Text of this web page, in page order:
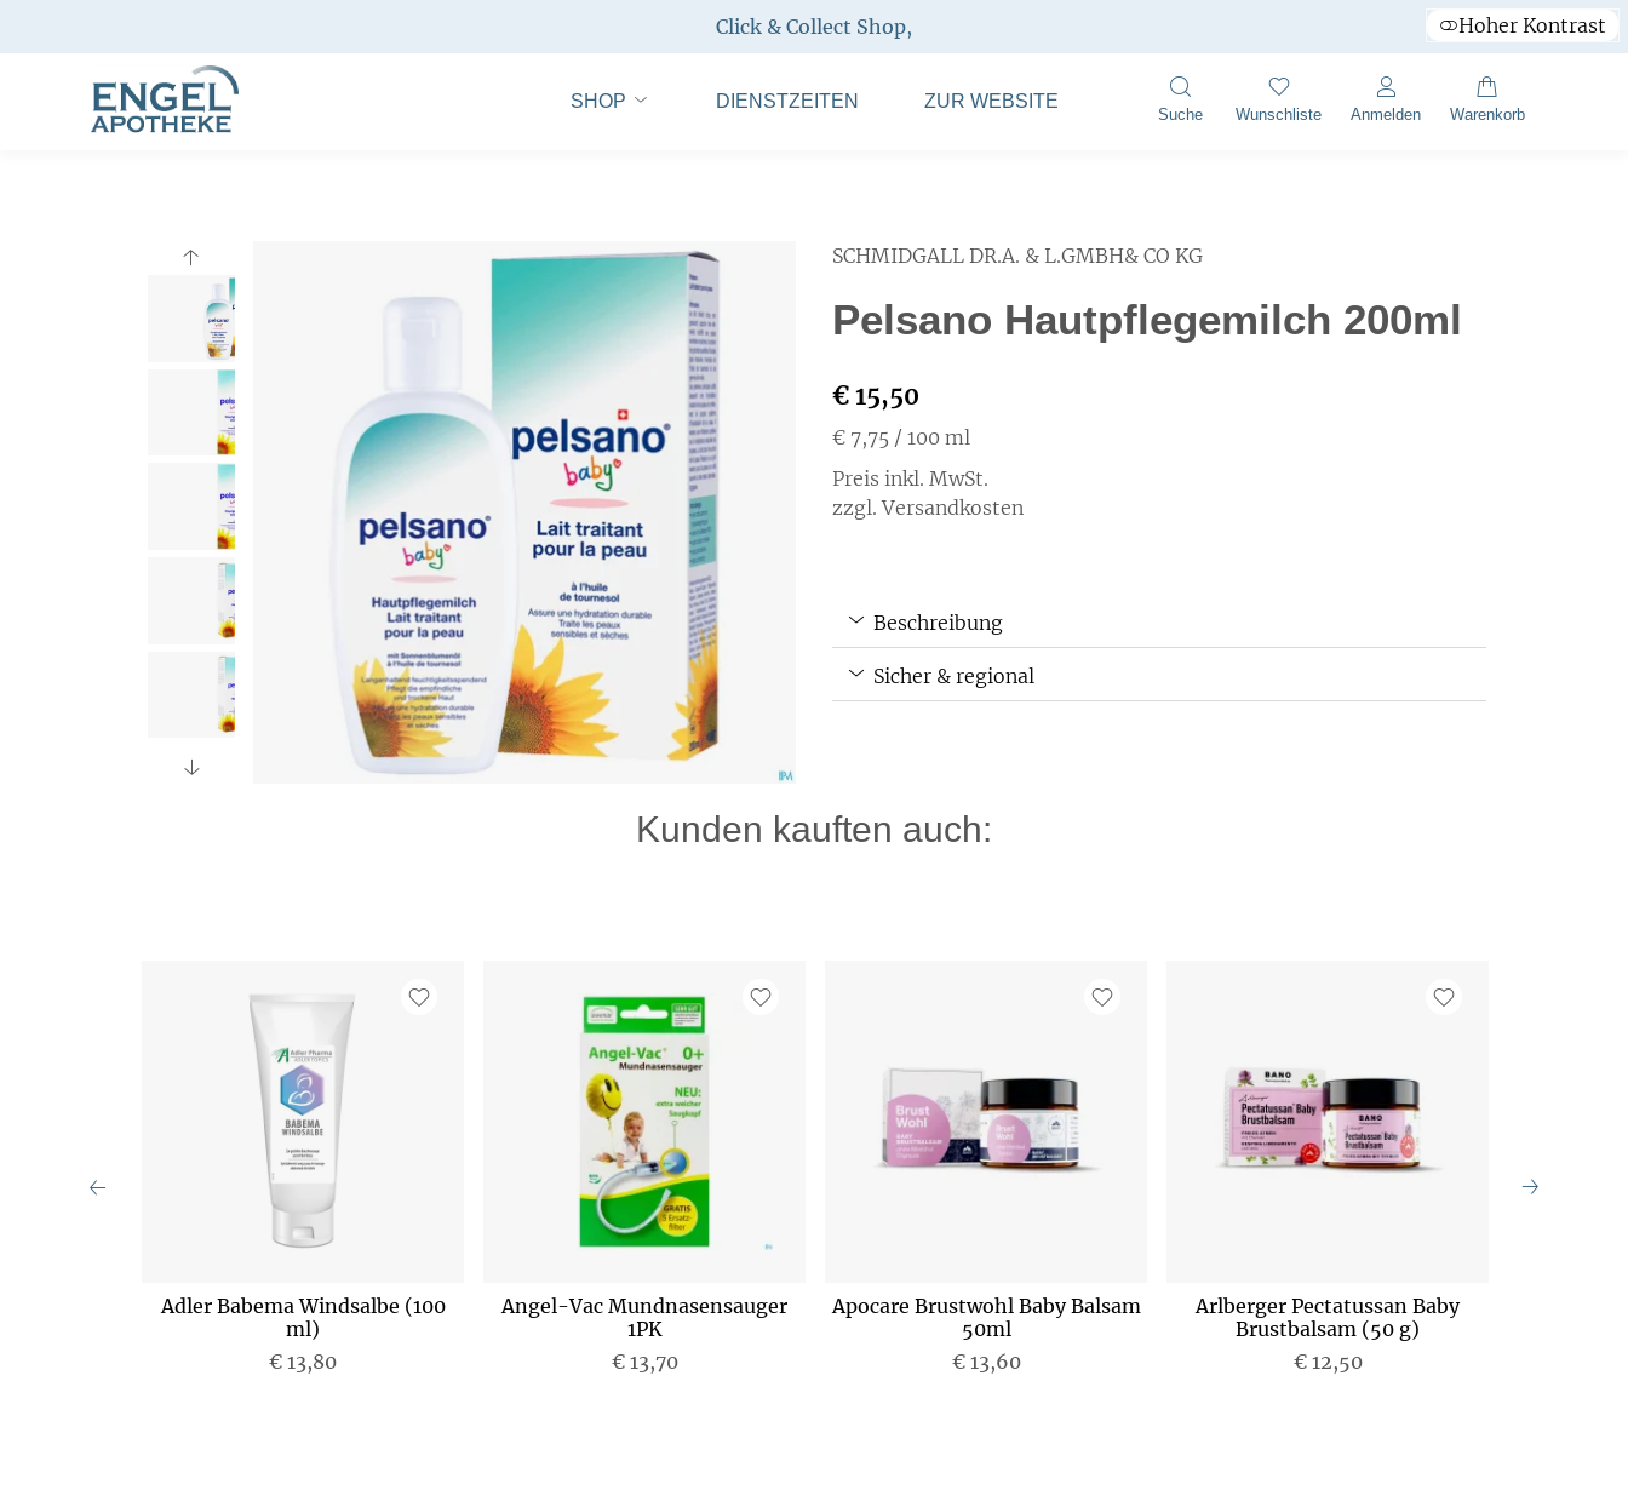
Click & Collect Shop, Hoher Kontrast
SHOP DIENSTZEITEN ZUR WEBSITE
Suche Wunschliste Anmelden Warenkorb
SCHMIDGALL DR.A. & L.GMBH& CO KG
Pelsano Hautpflegemilch 200ml
€ 15,50
€ 7,75 / 100 ml
Preis inkl. MwSt.
zzgl. Versandkosten
Beschreibung
Sicher & regional
Kunden kauften auch:
Adler Babema Windsalbe (100
ml)
€ 13,80
Angel-Vac Mundnasensauger
1PK
€ 13,70
Apocare Brustwohl Baby Balsam
50ml
€ 13,60
Arlberger Pectatussan Baby
Brustbalsam (50 g)
€ 12,50
P
P
P
P